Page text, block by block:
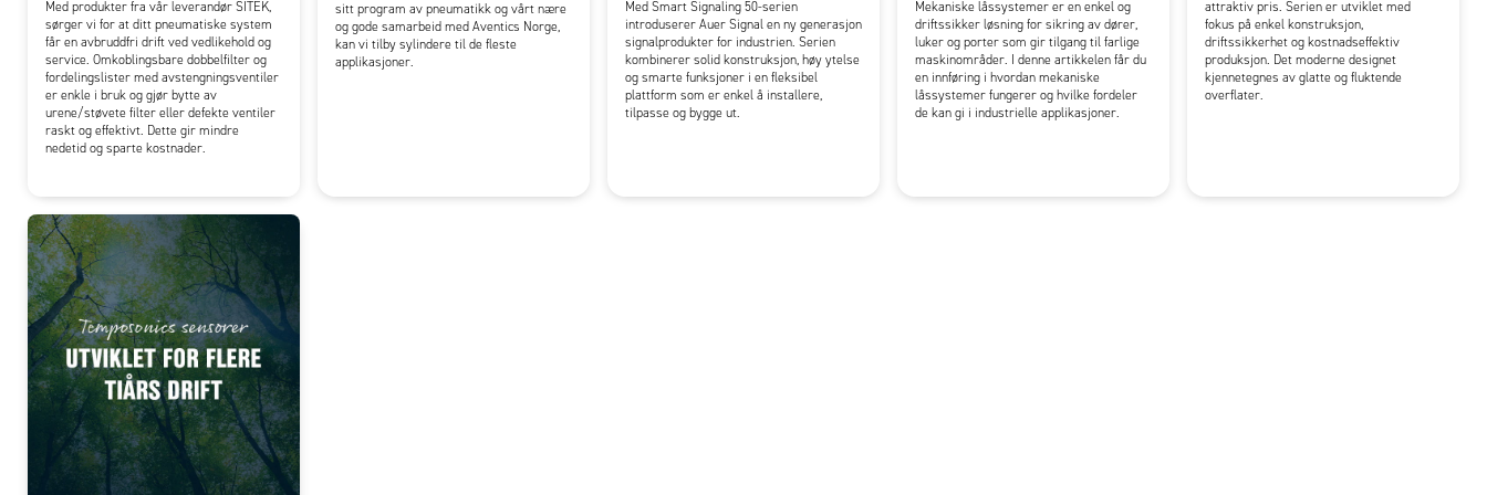
Med produkter fra vår leverandør SITEK,
sørger vi for at ditt pneumatiske system
får en avbruddfri drift ved vedlikehold og
service. Omkoblingsbare dobbelfilter og
fordelingslister med avstengningsventiler
er enkle i bruk og gjør bytte av
urene/støvete filter eller defekte ventiler
raskt og effektivt. Dette gir mindre
nedetid og sparte kostnader.
sitt program av pneumatikk og vårt nære
og gode samarbeid med Aventics Norge,
kan vi tilby sylindere til de fleste
applikasjoner.
Med Smart Signaling 50-serien
introduserer Auer Signal en ny generasjon
signalprodukter for industrien. Serien
kombinerer solid konstruksjon, høy ytelse
og smarte funksjoner i en fleksibel
plattform som er enkel å installere,
tilpasse og bygge ut.
Mekaniske låssystemer er en enkel og
driftssikker løsning for sikring av dører,
luker og porter som gir tilgang til farlige
maskinområder. I denne artikkelen får du
en innføring i hvordan mekaniske
låssystemer fungerer og hvilke fordeler
de kan gi i industrielle applikasjoner.
attraktiv pris. Serien er utviklet med
fokus på enkel konstruksjon,
driftssikkerhet og kostnadseffektiv
produksjon. Det moderne designet
kjennetegnes av glatte og fluktende
overflater.